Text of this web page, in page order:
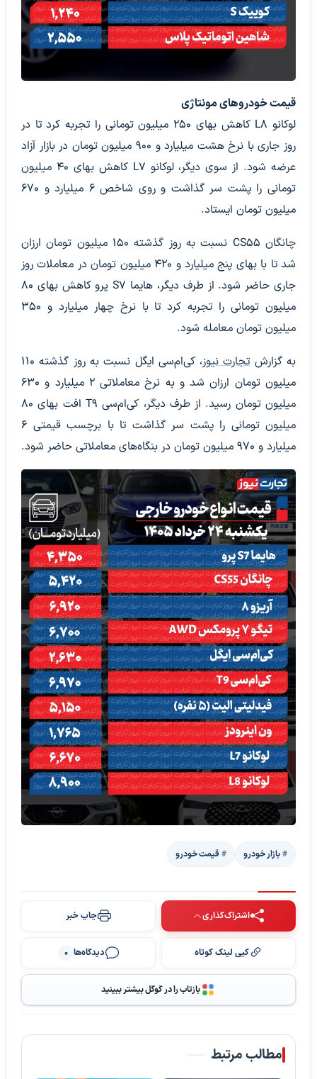
قیمت خودروهای مونتاژی
لوکانو L8 کاهش بهای 250 میلیون تومانی را تجربه کرد تا در
روز جاری با نرخ هشت میلیارد و 900 میلیون تومان در بازار آزاد
عرضه شود. از سوی دیگر، لوکانو L7 کاهش بهای 40 میلیون
تومانی را پشت سر گذاشت و روی شاخص 6 میلیارد و 670
میلیون تومان ایستاد.
چانگان CS55 نسبت به روز گذشته 150 میلیون تومان ارزان
شد تا با بهای پنج میلیارد و 420 میلیون تومان در معاملات روز
جاری حاضر شود. از طرف دیگر، هایما S7 پرو کاهش بهای 80
میلیون تومانی را تجربه کرد تا با نرخ چهار میلیارد و 350
میلیون تومان معامله شود.
به گزارشتجارت نیوز
، کی‌ام‌سی ایگل نسبت به روز گذشته 110
میلیون تومان ارزان شد و به نرخ معاملاتی 2 میلیارد و 630
میلیون تومان رسید. از طرف دیگر، کی‌ام‌سی T9 افت بهای 80
میلیون تومانی را پشت سر گذاشت تا با برچسب قیمتی 6
میلیارد و 970 میلیون تومان در بنگاه‌های معاملاتی حاضر شود.
بازار خودرو قیمت خودرو
اشتراک‌گذاری چاپ خبر
کپی لینک کوتاه دیدگاه‌ها 0
بازتاب را در گوگل بیشتر ببینید
مطالب مرتبط